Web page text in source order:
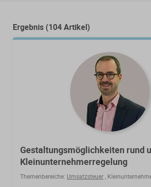
Der DWS StBVV-Rechner
unterstützt Sie bei der schnellen
Gebührenberechnung.
Alle Fachmedien
Erscheint in Kürze
Von der Ausbildung bis zur
erfolgreichen Prüfung – entdecken
für Steuerfachangestellte.
Alle Weiterbildungen
Erscheint in Kürze
Sanierungsberatung
Wirtschaftsberatung
Existenzgründung
Alle Produkte
Themenpakete
Ergebnis (104 Artikel)
Gestaltungsmöglichkeiten rund
Kleinunternehmerregelung
Themenbereiche: Umsatzsteuer